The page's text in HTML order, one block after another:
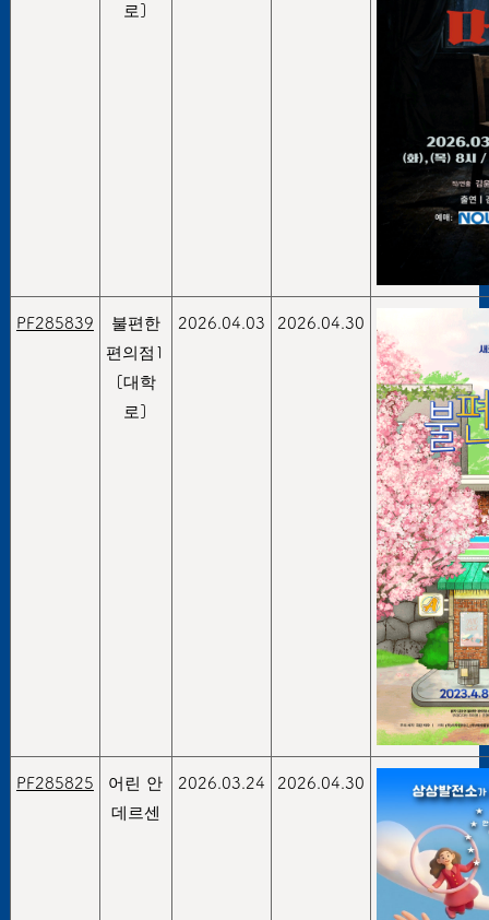
로]
PF285839
불편한
편의점1
[대학
로]
2026.04.03 2026.04.30
PF285825
어린 안
데르센
2026.03.24 2026.04.30